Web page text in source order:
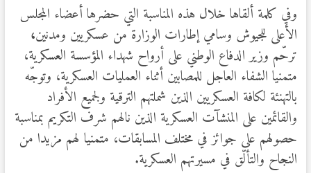
وفي كلمة ألقاها خلال هذه المناسبة التي حضرها أعضاء المجلس
الأعلى للجيوش وسامي إطارات الوزارة من عسكريين ومدنين،
ترحّم وزير الدفاع الوطني على أرواح شهداء المؤسسة العسكرية،
متمنيا الشفاء العاجل للمصابين أثناء العمليات العسكرية، وتوجّه
بالتهنئة لكافة العسكريين الذين شملتهم الترقية ولجميع الأفراد
والقائمين على المنشآت العسكرية الذين نالهم شرف التكريم بمناسبة
حصولهم على جوائز في مختلف المسابقات، متمنيا لهم مزيدا من
النجاح والتألّق في مسيرتهم العسكرية.